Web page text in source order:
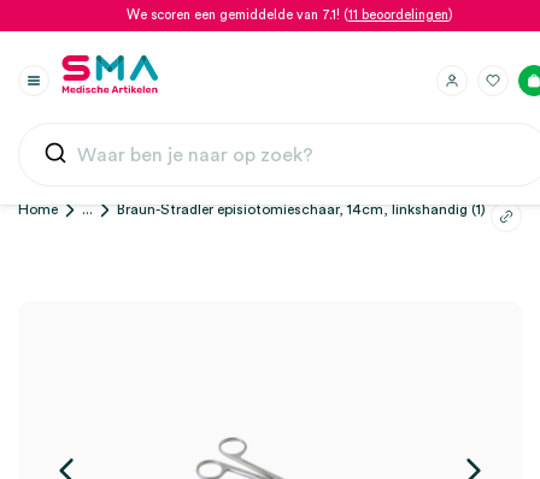
We scoren een gemiddelde van 7.1! (11 beoordelingen)
Home ... Braun-Stradler episiotomieschaar, 14cm, linkshandig (1)